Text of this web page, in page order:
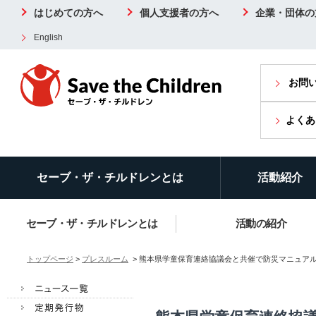
はじめての方へ 個人支援者の方へ 企業・団体
English
お問
よく
セーブ・ザ・チルドレンとは 活動紹介
セーブ・ザ・チルドレンとは 活動の紹介
トップページ > プレスルーム > 熊本県学童保育連絡協議会と共催で防災マニュア